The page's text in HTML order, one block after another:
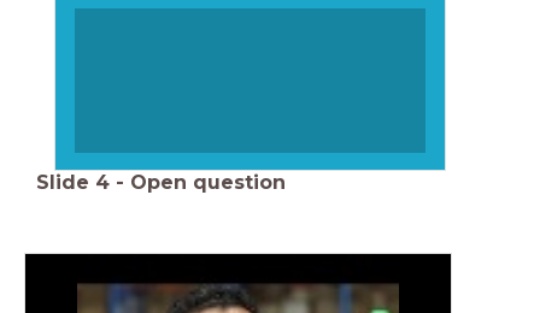
Slide 4 - Open question